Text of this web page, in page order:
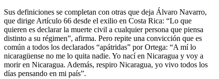
Sus definiciones se completan con otras que deja Álvaro Navarro,
que dirige Artículo 66 desde el exilio en Costa Rica: “Lo que
quieren es declarar la muerte civil a cualquier persona que piensa
distinto a su régimen”, afirma. Pero repite una convicción que es
común a todos los declarados “apátridas” por Ortega: “A mí lo
nicaragüense no me lo quita nadie. Yo nací en Nicaragua y voy a
morir en Nicaragua. Además, respiro Nicaragua, yo vivo todos los
días pensando en mi país”.